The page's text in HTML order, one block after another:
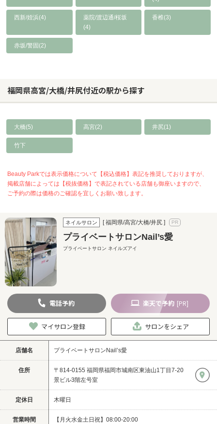
西新/姪浜(4)
薬院/渡辺通/桜坂
(4)
香椎(3)
赤坂/警固(2)
福岡県高宮/大橋/井尻付近の駅から探す
大橋(5) 高宮(2) 井尻(1)
竹下
Beauty Parkでは表示価格について【税込価格】表記を推奨しておりますが、
掲載店舗によっては【税抜価格】で表記されている店舗も御座いますので、
ご予約の際は価格のご確認を宜しくお願い致します。
ネイルサロン [ 福岡県/高宮/大橋/井尻 ]
プライベートサロンNail’s愛
プライベートサロン ネイルズアイ
電話予約 楽天で予約 [PR]
マイサロン登録 サロンをシェア
店舗名 プライベートサロンNail’s愛
住所
〒814-0155 福岡県福岡市城南区東油山1丁目7-20
景ビル3階左号室
定休日 木曜日
営業時間 【月火水金土日祝】08:00-20:00